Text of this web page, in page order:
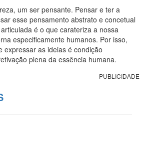
um ser pensante. Pensar e ter a
esse pensamento abstrato e concetual
é o que carateriza a nossa
especificamente humanos. Por isso,
expressar as ideias é condição
plena da essência humana.
PUBLICIDADE